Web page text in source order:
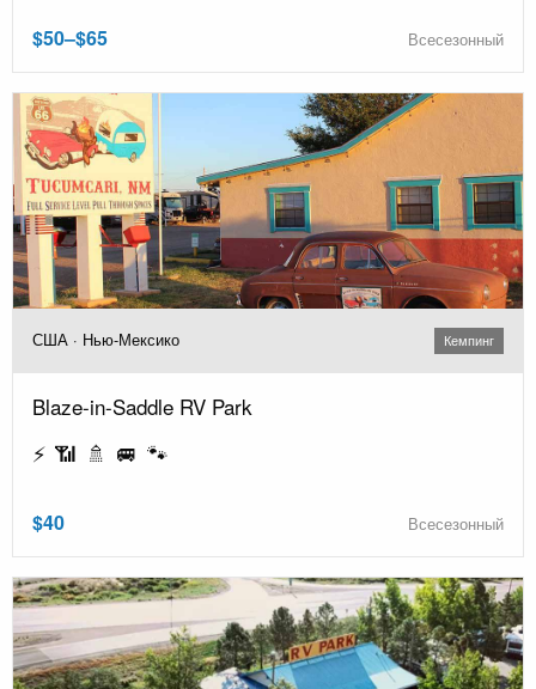
$50–$65 Всесезонный
США · Нью-Мексико Кемпинг
Blaze-in-Saddle RV Park
⚡ 📶 🚿 🚐 🐾
$40 Всесезонный